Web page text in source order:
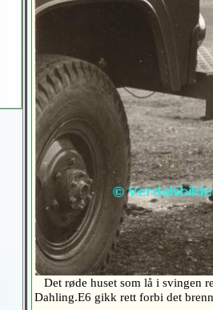
Det røde huset som lå i svingen
Dahling.E6 gikk rett forbi det